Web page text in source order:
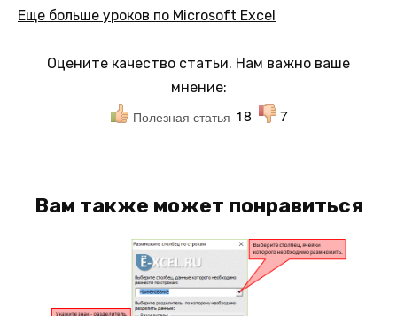
Еще больше уроков по Microsoft Excel
Оцените качество статьи. Нам важно ваше
мнение:
Полезная статья 18 7
Вам также может понравиться